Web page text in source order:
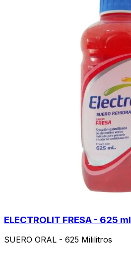
ELECTROLIT FRESA - 625 ml
SUERO ORAL - 625 Mililitros